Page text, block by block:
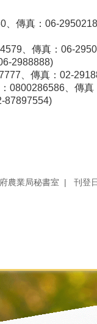
、傳真：06-
、傳真：06-
2988888)
、傳真：02-
0800286586、傳
87897554)
農業局秘書室 刊登